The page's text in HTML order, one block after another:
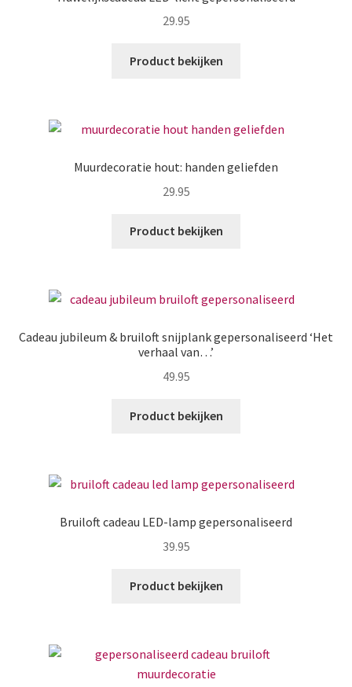
29.95
Product bekijken
Muurdecoratie hout: handen geliefden
29.95
Product bekijken
Cadeau jubileum & bruiloft snijplank gepersonaliseerd ‘Het
verhaal van…’
49.95
Product bekijken
Bruiloft cadeau LED-lamp gepersonaliseerd
39.95
Product bekijken